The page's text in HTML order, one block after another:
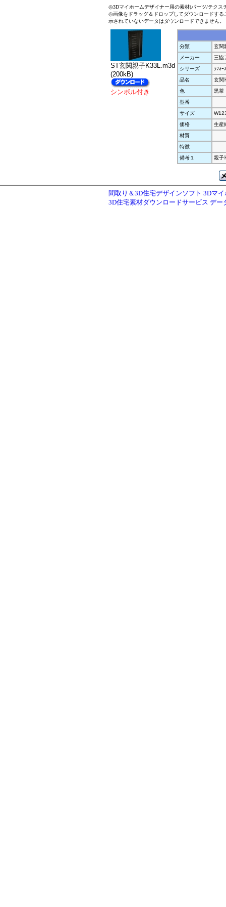
◎3Dマイホームデザイナー用の素材(パーツ/テクス
◎画像をドラッグ＆ドロップしてダウンロードす
示されていないデータはダウンロードできません。
ST玄関親子K33L.m3d
(200kB)
シンボル付き
分類
玄関
メーカー
三協
シリーズ
ﾗﾌｫｰ
品名
玄関
色
黒茶
型番
サイズ
価格
生産
材質
特徴
備考１
親子
間取り＆3D住宅デザインソフト 3Dマ
3D住宅素材ダウンロードサービス デー